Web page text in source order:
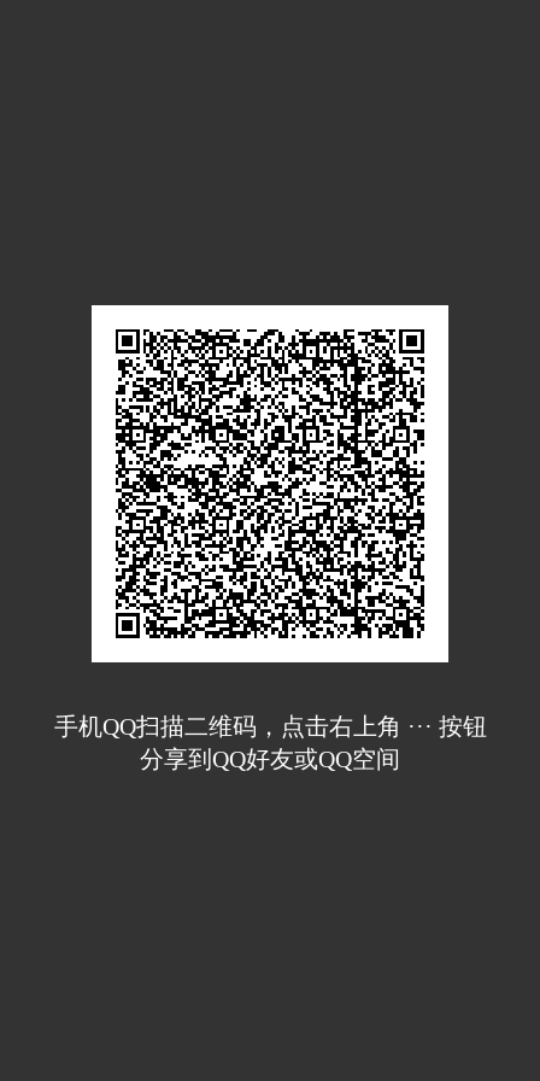
手机QQ扫描二维码，点击右上角 ··· 按钮
分享到QQ好友或QQ空间